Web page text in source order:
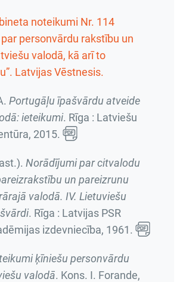
noteikumi Nr. 114
personvārdu rakstību un
valodā, kā arī to
Latvijas Vēstnesis.
Portugāļu īpašvārdu atveide
ieteikumi. Rīga : Latviešu
2015.
Norādījumi par citvalodu
un pareizrunu
valodā. IV. Lietuviešu
. Rīga : Latvijas PSR
izdevniecība, 1961.
ķīniešu personvārdu
valodā. Kons. I. Forande,